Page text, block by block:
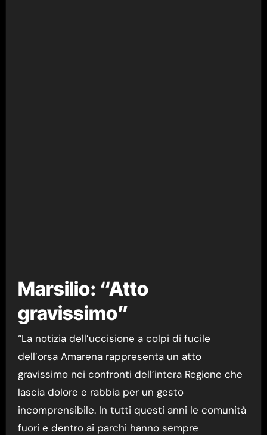
Marsilio: “Atto
gravissimo”
“La notizia dell’uccisione a colpi di fucile
dell’orsa Amarena rappresenta un atto
gravissimo nei confronti dell’intera Regione che
lascia dolore e rabbia per un gesto
incomprensibile. In tutti questi anni le comunità
fuori e dentro ai parchi hanno sempre